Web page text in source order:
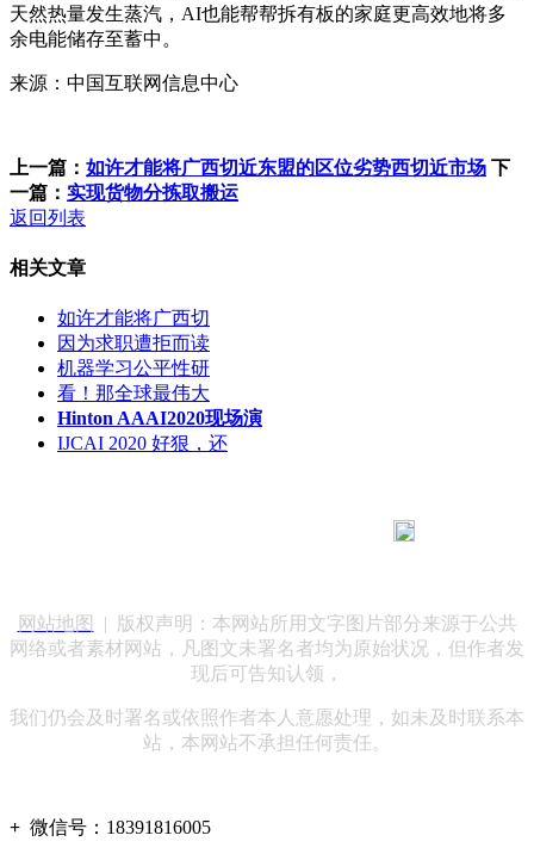
天然热量发生蒸汽，AI也能帮帮拆有板的家庭更高效地将多
余电能储存至蓄中。
来源：中国互联网信息中心
上一篇： 如许才能将广西切近东盟的区位劣势西切近市场 下
一篇： 实现货物分拣取搬运
返回列表
相关文章
如许才能将广西切
因为求职遭拒而读
机器学习公平性研
看！那全球最伟大
Hinton AAAI2020现场演
IJCAI 2020 好狠，还
网站地图
| 版权声明：本网站所用文字图片部分来源于公共
网络或者素材网站，凡图文未署名者均为原始状况，但作者发
现后可告知认领，
我们仍会及时署名或依照作者本人意愿处理，如未及时联系本
站，本网站不承担任何责任。
+ 微信号： 18391816005